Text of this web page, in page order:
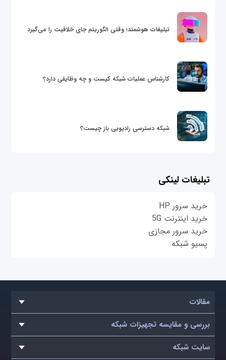
تبلیغات هوشمند؛ وقتی الگوریتم جای خلاقیت را می‌گیرد
کارشناس عملیات شبکه کیست و چه وظایفی دارد؟
شبکه دسترسی رادیویی باز چیست؟
تبلیغات لینکی
خرید سرور HP
خرید اینترنت 5G
خرید سرور مجازی
پسیو شبکه
مقالات
بررسی و مقایسه تجهیزات شبکه
سایت شبکه